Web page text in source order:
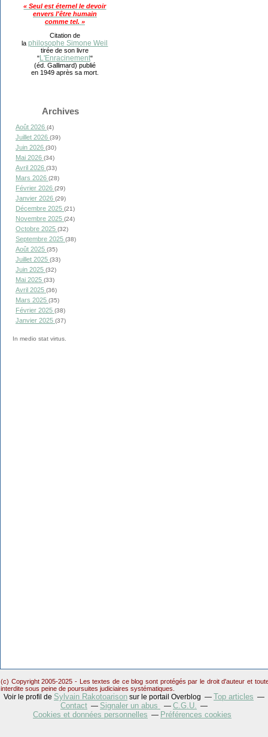
« Seul est éternel le devoir
envers l'être humain
comme tel. »
Citation de
laphilosophe Simone Weil
tirée de son livre
"L'Enracinement"
(éd. Gallimard) publié
en 1949 après sa mort.
Archives
Août 2026 (4)
Juillet 2026 (39)
Juin 2026 (30)
Mai 2026 (34)
Avril 2026 (33)
Mars 2026 (28)
Février 2026 (29)
Janvier 2026 (29)
Décembre 2025 (21)
Novembre 2025 (24)
Octobre 2025 (32)
Septembre 2025 (38)
Août 2025 (35)
Juillet 2025 (33)
Juin 2025 (32)
Mai 2025 (33)
Avril 2025 (36)
Mars 2025 (35)
Février 2025 (38)
Janvier 2025 (37)
In medio stat virtus.
(c) Copyright 2005-2025 - Les textes de ce blog sont protégés par le droit d'auteur et
interdite sous peine de poursuites judiciaires systématiques.
Voir le profil de Sylvain Rakotoarison sur le portail Overblog
Top articles
Contact
Signaler un abus
C.G.U.
Cookies et données personnelles
Préférences cookies